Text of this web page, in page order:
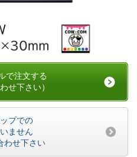
で注文する
せ下さい）
プでの
ません
わせ下さい